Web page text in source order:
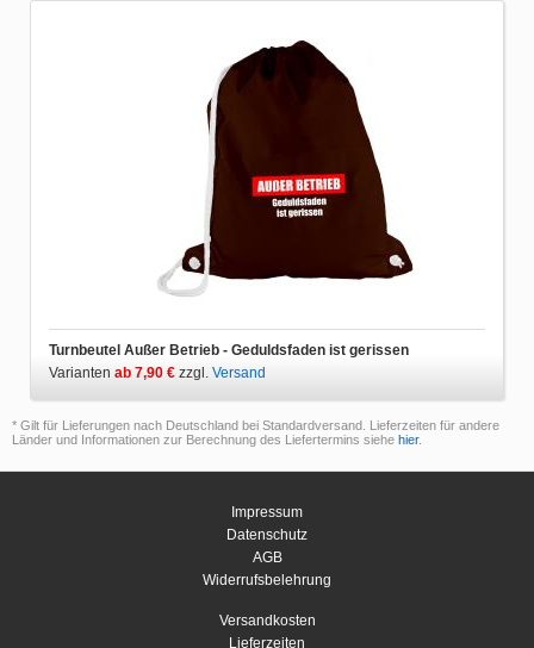
Turnbeutel Außer Betrieb - Geduldsfaden ist gerissen
Varianten ab 7,90 € zzgl. Versand
* Gilt für Lieferungen nach Deutschland bei Standardversand. Lieferzeiten für andere
Länder und Informationen zur Berechnung des Liefertermins siehe hier.
Impressum
Datenschutz
AGB
Widerrufsbelehrung
Versandkosten
Lieferzeiten